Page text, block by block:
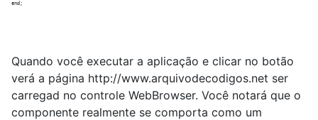
Quando você executar a aplicação e clicar no botão
verá a página http://www.arquivodecodigos.net ser
carregad no controle WebBrowser. Você notará que o
componente realmente se comporta como um